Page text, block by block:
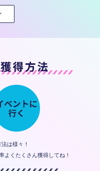
は様々！
よくたくさん獲得してね！